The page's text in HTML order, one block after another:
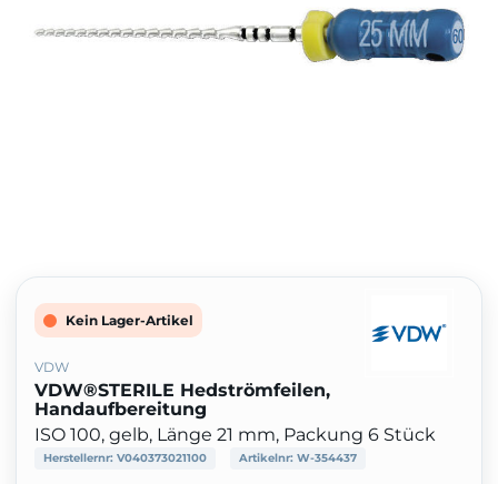
Kein Lager-Artikel
VDW
VDW®STERILE Hedströmfeilen,
Handaufbereitung
ISO 100, gelb, Länge 21 mm, Packung 6 Stück
Herstellernr: V040373021100 Artikelnr: W-354437